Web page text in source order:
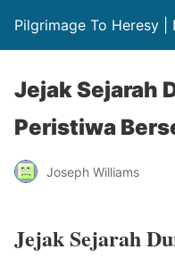
Pilgrimage To Heresy |
Jejak Sejarah
Peristiwa
Joseph Williams
Jejak Sejarah